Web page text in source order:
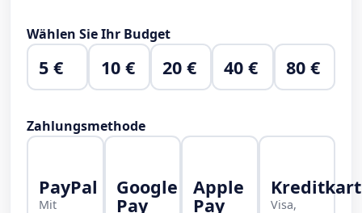
Wählen Sie Ihr Budget
5 € 10 € 20 € 40 € 80 €
Zahlungsmethode
PayPal
Mit
Google
Pay
Apple
Pay
Visa,